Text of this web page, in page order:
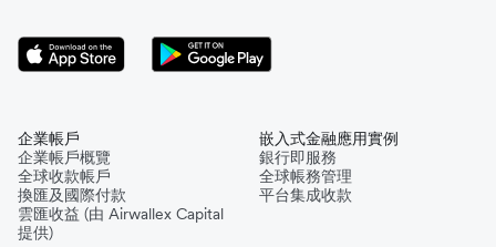
企業帳戶
企業帳戶概覽
全球收款帳戶
換匯及國際付款
雲匯收益 (由 Airwallex Capital
提供)
嵌入式金融應用實例
銀行即服務
全球帳務管理
平台集成收款